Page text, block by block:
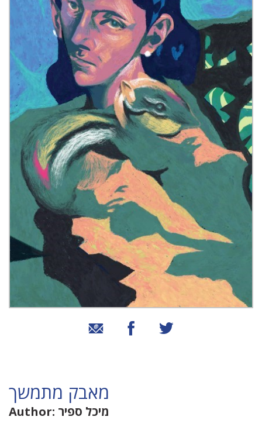
שיתוף באמצעות אימייל
שיתוף בפייסבוק
מאבק מתמשך
Author: מיכל ספיר